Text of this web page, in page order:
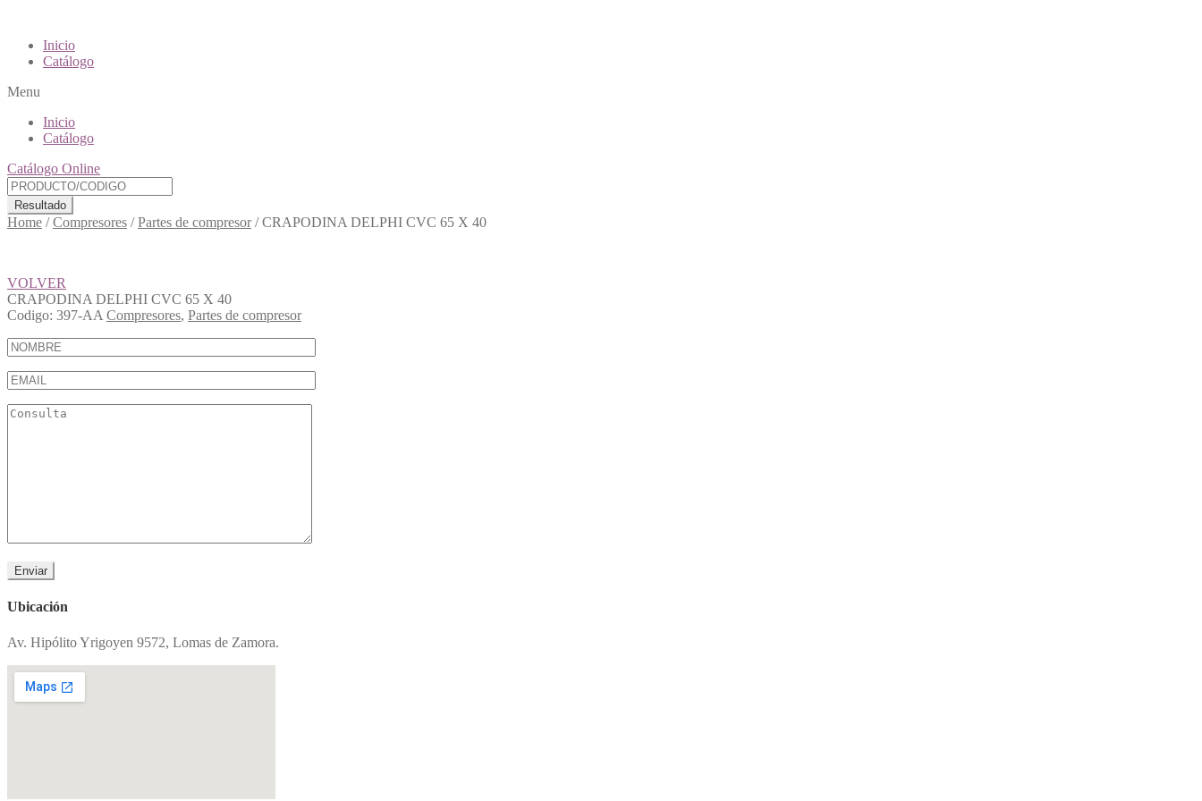
Inicio
Catálogo
Menu
Inicio
Catálogo
Catálogo Online
Resultado
Home /Compresores /Partes de compresor/CRAPODINA DELPHI CVC 65 X 40
VOLVER
CRAPODINA DELPHI CVC 65 X 40
Codigo: 397-AA Compresores, Partes de compresor
Ubicación
Av. Hipólito Yrigoyen 9572, Lomas de Zamora.